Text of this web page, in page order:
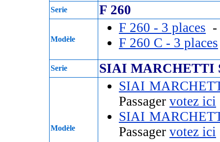
Serie F 260
Modèle
F 260 - 3 places -
F 260 C - 3 places
Serie SIAI MARCHETTI
Modèle
SIAI
Passager votez ici
SIAI
Passager votez ici